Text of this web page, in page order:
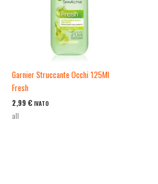
Garnier Struccante Occhi 125Ml
Fresh
2,99 € IVATO
all